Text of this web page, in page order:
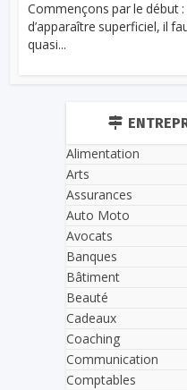
Commençons par le début
d’apparaître superficiel, il
quasi...
Alimentation
Arts
Assurances
Auto Moto
Avocats
Banques
Bâtiment
Beauté
Cadeaux
Coaching
Communication
Comptables